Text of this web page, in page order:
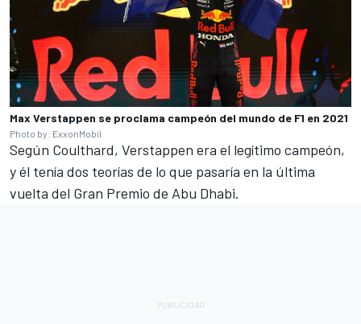
Max Verstappen se proclama campeón del mundo de F1 en 2021
Photo by: ExxonMobil
Según Coulthard, Verstappen era el legítimo campeón,
y él tenía dos teorías de lo que pasaría en la última
vuelta del Gran Premio de Abu Dhabi.